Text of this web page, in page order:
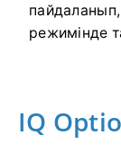
режимінде
IQ